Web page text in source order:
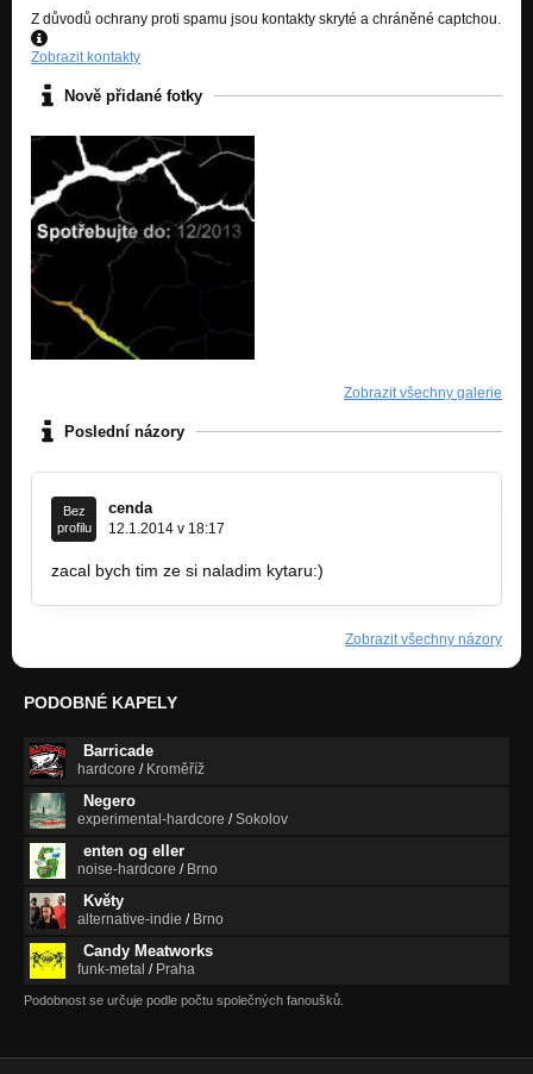
Z důvodů ochrany proti spamu jsou kontakty skryté a chráněné captchou.
Zobrazit kontakty
Nově přidané fotky
Zobrazit všechny galerie
Poslední názory
Bez
profilu
cenda
12.1.2014 v 18:17
zacal bych tim ze si naladim kytaru:)
Zobrazit všechny názory
PODOBNÉ KAPELY
Barricade
hardcore / Kroměříž
Negero
experimental-hardcore /Sokolov
enten og eller
noise-hardcore / Brno
Květy
alternative-indie / Brno
Candy Meatworks
funk-metal / Praha
Podobnost se určuje podle počtu společných fanoušků.